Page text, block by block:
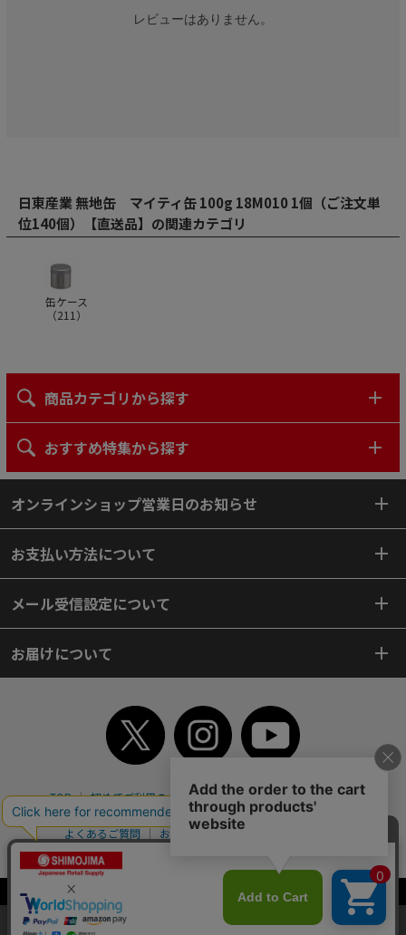
当サイトはクッキー（Cookie）を使用しています。Cookieの使用に同意いた
レビューはありません。
日東産業 無地缶 マイティ缶 100g 18M010 1個（ご注文単
位140個）【直送品】の関連カテゴリ
缶ケース
（211 ）
商品カテゴリから探す
おすすめ特集から探す
オンラインショップ営業日のお知らせ
お支払い方法について
メール受信設定について
お届けについて
TOP 初めてご利用のお客様へ ご利用案内
ご利用規約
個人情報保護方針
特定商取引法
会社案内
よくあるご質問
お問い合わせ
ピンポイントサーチ
サイトマップ
Copyright© 2018 SHIMOJIMA Co.,Ltd. All Rights Reserved.